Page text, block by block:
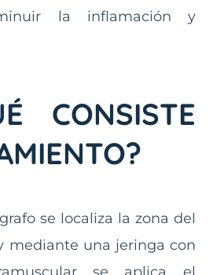
la inflamación y
CONSISTE
se localiza la zona del
mediante una jeringa con